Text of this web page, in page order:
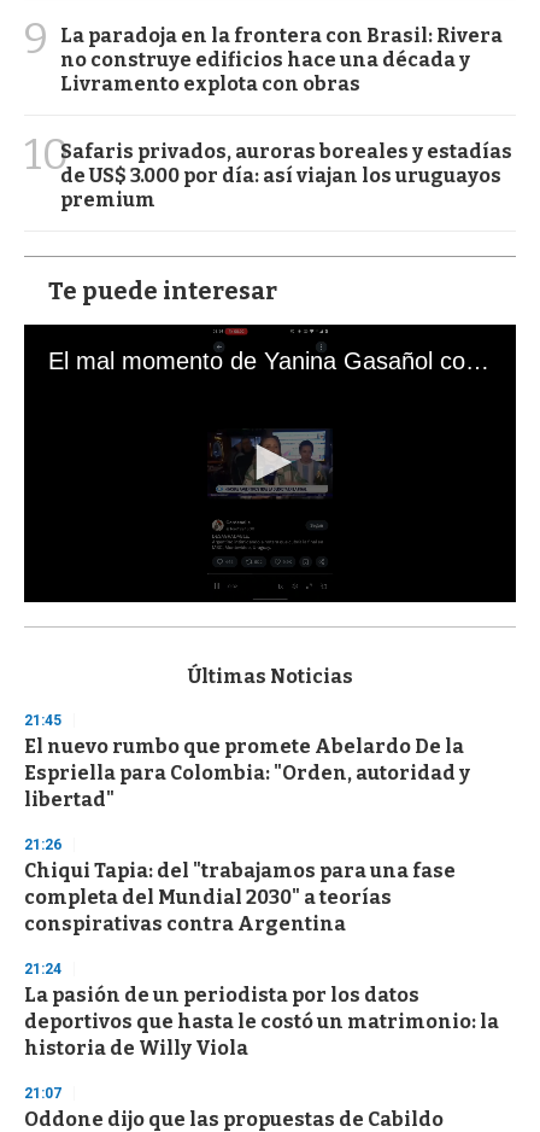
9
La paradoja en la frontera con Brasil: Rivera
no construye edificios hace una década y
Livramento explota con obras
10Safaris privados, auroras boreales y estadías
de US$ 3.000 por día: así viajan los uruguayos
premium
Te puede interesar
El mal momento de Yanina Gasañol con un hincha argentino en "Subrayado"
s
d
s
o
f
3
s
e
c
o
n
Últimas Noticias
21:45
El nuevo rumbo que promete Abelardo De la
Espriella para Colombia: "Orden, autoridad y
libertad"
21:26
Chiqui Tapia: del "trabajamos para una fase
completa del Mundial 2030" a teorías
conspirativas contra Argentina
21:24
La pasión de un periodista por los datos
deportivos que hasta le costó un matrimonio: la
historia de Willy Viola
21:07
Oddone dijo que las propuestas de Cabildo